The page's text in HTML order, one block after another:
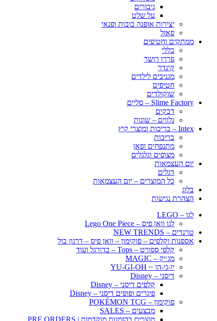
גיבורים
על שלט
יצירות אופנה בובות ופנאי
פאזל
ממתקים וחטיפים
כללי
פררו רושר
קינדר
מגניבים לילדים
חטיפים
שוקולדים
Slime Factory – סליים
דבקים
נלווים – שונות
Intex – בריכות ומוצרי קיץ
בריכות
מתנפחים ופאן
מצופים וגלגלים
יום העצמאות
דגלים
כל המוצרים – יום העצמאות
בלוג
הצהרת נגישות
לגו – LEGO
לגו וואן פיס – Lego One Piece
טרנדים – NEW TRENDS
אספנות וקלפים – פוקימון – וואן פיס – דרגון בול
קלפי ספורט – Tops – כדורגל ועוד
מג׳יק – MAGIC
יו-גי-הו ~ YU-GI-OH
דיסני – Disney
קלפים דיסני – Disney
פיגרים ופופים דיסני – Disney
פוקימון – POKÉMON TCG
מבצעים – SALES
מוצרים בהזמנות מוקדמות | PRE ORDERS